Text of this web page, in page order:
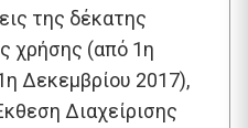
της δέκατης
χρήσης (από 1η
Δεκεμβρίου 2017),
Διαχείρισης